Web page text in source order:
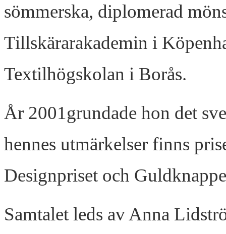
sömmerska, diplomerad
Tillskärarakademin i
Textilhögskolan i Borås.
År 2001grundade hon det
hennes utmärkelser finns
Designpriset och
Samtalet leds av Anna